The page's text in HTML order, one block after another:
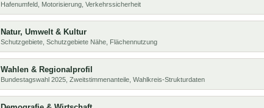
Hafenumfeld, Motorisierung, Verkehrssicherheit
Natur, Umwelt & Kultur
Schutzgebiete, Schutzgebiete Nähe, Flächennutzung
Wahlen & Regionalprofil
Bundestagswahl 2025, Zweitstimmenanteile, Wahlkreis-Strukturdaten